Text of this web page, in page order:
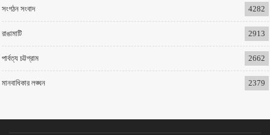
সংগঠন সংবাদ 4282
রাঙামাটি 2913
পার্বত্য চট্টগ্রাম 2662
মানবাধিকার লঙ্ঘন 2379